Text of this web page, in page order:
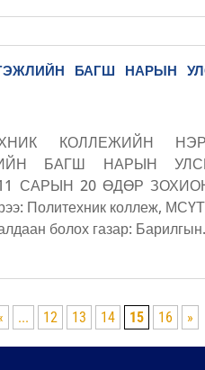
БАГШ НАРЫН
КОЛЛЕЖИЙН
БАГШ НАРЫН
САРЫН 20 ӨДӨР
Политехник коллеж,
болох газар:
... 12 13 14 15 16 »